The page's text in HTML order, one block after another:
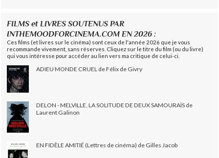
FILMS et LIVRES SOUTENUS PAR
INTHEMOODFORCINEMA.COM EN 2026 :
Ces films (et livres sur le cinéma) sont ceux de l'année 2026 que je vous
recommande vivement, sans réserves. Cliquez sur le titre du film (ou du livre)
qui vous intéresse pour accéder au lien vers ma critique de celui-ci.
ADIEU MONDE CRUEL de Félix de Givry
DELON - MELVILLE, LA SOLITUDE DE DEUX SAMOURAÏS de
Laurent Galinon
EN FIDÈLE AMITIÉ (Lettres de cinéma) de Gilles Jacob